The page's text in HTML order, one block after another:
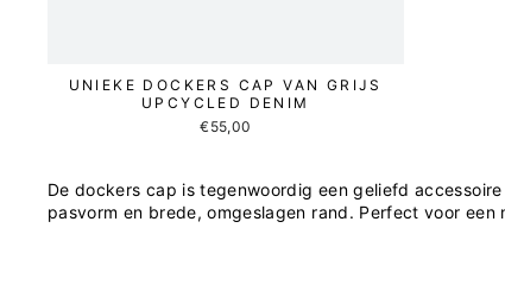
UNIEKE DOCKERS CAP VAN GRIJS
UPCYCLED DENIM
€55,00
De dockers cap is tegenwoordig een geliefd
pasvorm en brede, omgeslagen rand. Perfect voor een